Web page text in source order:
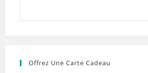
Offrez Une Carte Cadeau